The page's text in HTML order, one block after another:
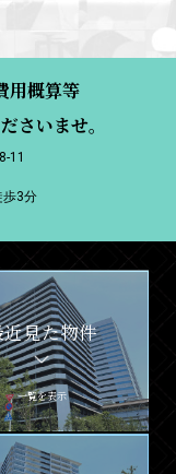
用概算等
さいませ。
11
歩3分
見た物件
一覧を表示